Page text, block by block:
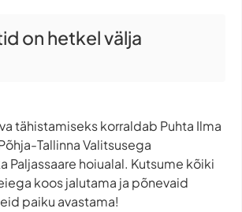
on hetkel välja
tähistamiseks korraldab Puhta Ilma
Tallinna Valitsusega
Paljassaare hoiualal. Kutsume kõiki
koos jalutama ja põnevaid
paiku avastama!